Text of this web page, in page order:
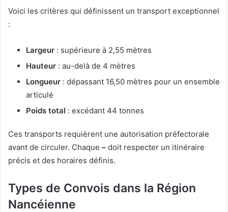
Voici les critères qui définissent un transport exceptionnel
:
Largeur : supérieure à 2,55 mètres
Hauteur : au-delà de 4 mètres
Longueur : dépassant 16,50 mètres pour un ensemble
articulé
Poids total : excédant 44 tonnes
Ces transports requièrent une autorisation préfectorale
avant de circuler. Chaque – doit respecter un itinéraire
précis et des horaires définis.
Types de Convois dans la Région
Nancéienne